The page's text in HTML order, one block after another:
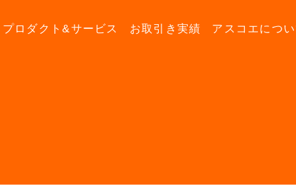
プロダクト&サービス お取引き実績 アスコエについ